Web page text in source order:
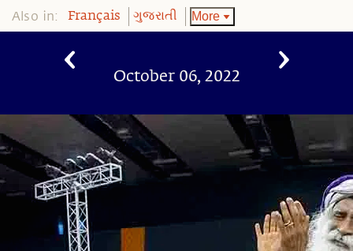
Also in: Français ગુજરાતી More
October 06, 2022